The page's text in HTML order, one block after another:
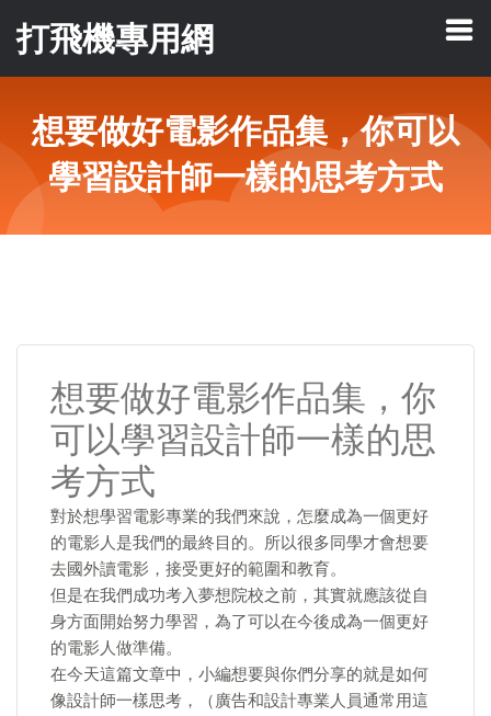
打飛機專用網
想要做好電影作品集，你可以
學習設計師一樣的思考方式
想要做好電影作品集，你
可以學習設計師一樣的思
考方式
對於想學習電影專業的我們來說，怎麼成為一個更好
的電影人是我們的最終目的。所以很多同學才會想要
去國外讀電影，接受更好的範圍和教育。
但是在我們成功考入夢想院校之前，其實就應該從自
身方面開始努力學習，為了可以在今後成為一個更好
的電影人做準備。
在今天這篇文章中，小編想要與你們分享的就是如何
像設計師一樣思考，（廣告和設計專業人員通常用這